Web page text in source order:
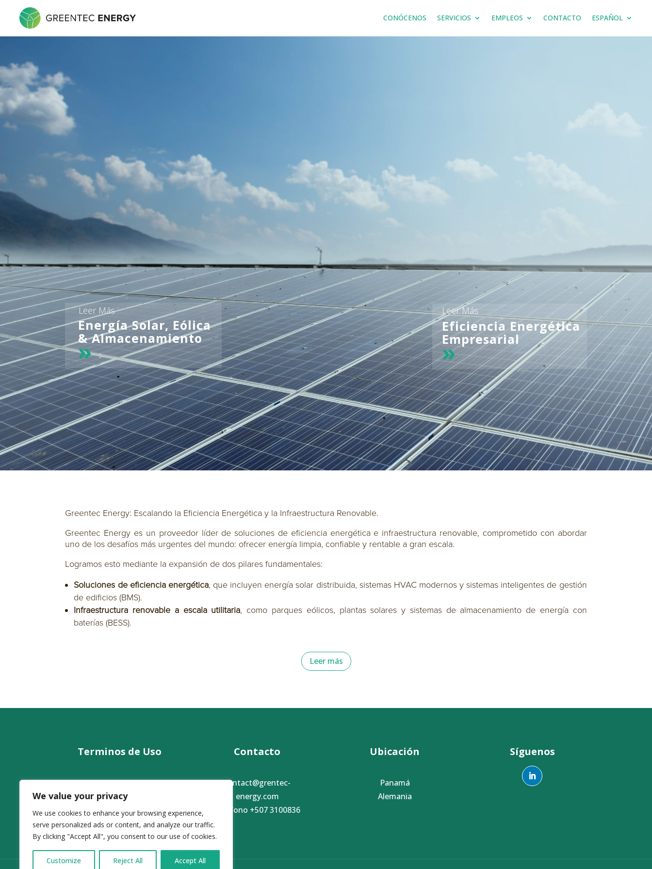
We value your privacy
We use cookies to enhance your browsing experience,
serve personalized ads or content, and analyze our traffic.
By clicking "Accept All", you consent to our use of cookies.
Customize Reject All Accept All
CONÓCENOS SERVICIOS EMPLEOS CONTACTO ESPAÑOL
Leer Más
Energía Solar, Eólica
& Almacenamiento
»
Leer Más
Eficiencia Energética
Empresarial
»
Greentec Energy: Escalando la Eficiencia Energética y la Infraestructura Renovable.
Greentec Energy es un proveedor líder de soluciones de eficiencia energética e infraestructura renovable, comprometido con abordar
uno de los desafíos más urgentes del mundo: ofrecer energía limpia, confiable y rentable a gran escala.
Logramos esto mediante la expansión de dos pilares fundamentales:
Soluciones de eficiencia energética, que incluyen energía solar distribuida, sistemas HVAC modernos y sistemas inteligentes de gestión
de edificios (BMS).
Infraestructura renovable a escala utilitaria, como parques eólicos, plantas solares y sistemas de almacenamiento de energía con
baterías (BESS).
Leer más
Terminos de Uso
Informacion Legal
Privacidad
Cookies
Contacto
contact@grentec-
energy.com
Teléfono +507 3100836
Ubicación
Panamá
Alemania
Síguenos